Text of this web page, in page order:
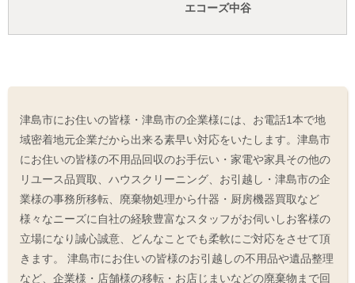
エコーズ中谷
津島市にお住いの皆様・津島市の企業様には、お電話1本で地
域密着地元企業だから出来る素早い対応をいたします。津島市
にお住いの皆様の不用品回収のお手伝い・家電や家具その他の
リユース品買取、ハウスクリーニング、お引越し・津島市の企
業様の事務所移転、廃棄物処理から什器・厨房機器買取など
様々なニーズに自社の経験豊富なスタッフがお伺いしお客様の
立場になり誠心誠意、どんなことでも柔軟にご対応をさせて頂
きます。 津島市にお住いの皆様のお引越しの不用品や遺品整理
など、企業様・店舗様の移転・お店じまいなどの廃棄物まで回